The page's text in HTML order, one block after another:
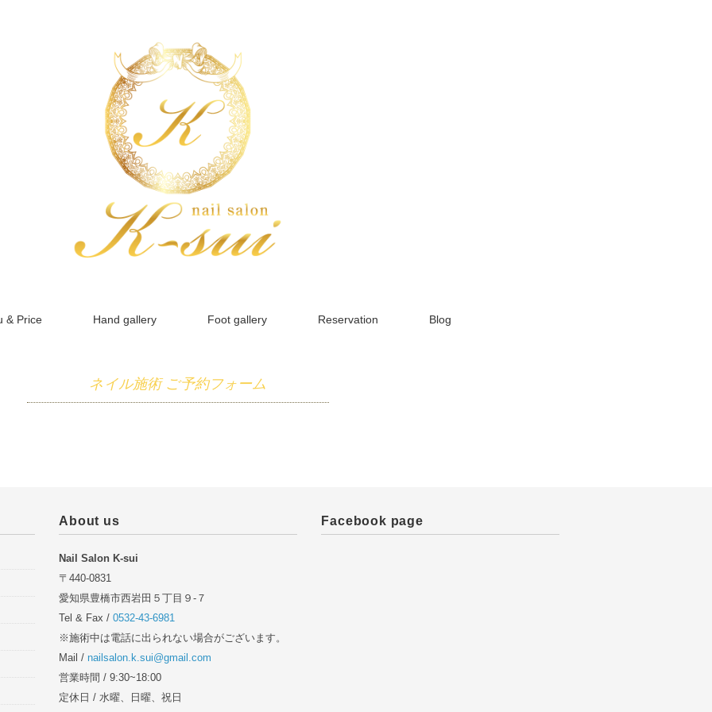
& Price Hand gallery Foot gallery Reservation Blog
ネイル施術 ご予約フォーム
About us
Nail Salon K-sui
〒440-0831
愛知県豊橋市西岩田５丁目９-７
Tel & Fax /0532-43-6981
※施術中は電話に出られない場合がございます。
Mail /nailsalon.k.sui@gmail.com
営業時間 / 9:30~18:00
定休日 / 水曜、日曜、祝日
Facebook page